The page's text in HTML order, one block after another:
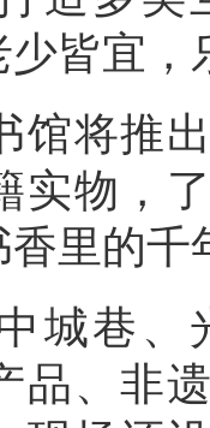
皆宜，
将推出
实物，
里的千
巷、
品、非